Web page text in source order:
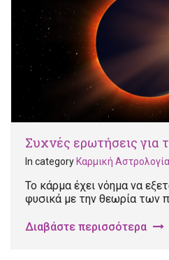
Συχνές ερωτήσεις για
In category Καρμική Αστρολογία
Το κάρμα έχει νόημα να
φυσικά με την θεωρία των
Διαβάστε περισσότερα